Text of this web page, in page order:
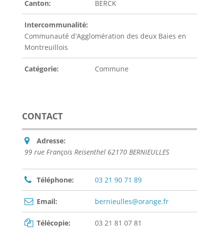
Canton: BERCK
Intercommunalité:
Communauté d'Agglomération des deux Baies en
Montreuillois
Catégorie: Commune
CONTACT
Adresse:
99 rue François Reisenthel 62170 BERNIEULLES
Téléphone: 03 21 90 71 89
Email: bernieulles@orange.fr
Télécopie: 03 21 81 07 81